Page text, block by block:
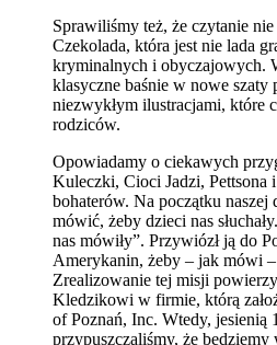
Sprawiliśmy też, że czytanie
Czekolada, która jest nie lada
kryminalnych i obyczajowych.
klasyczne baśnie w nowe szaty
niezwykłym ilustracjami, które
rodziców.
Opowiadamy o ciekawych
Kuleczki, Cioci Jadzi, Pettsona
bohaterów. Na początku naszej
mówić, żeby dzieci nas
nas mówiły”. Przywiózł ją do
Amerykanin, żeby – jak mówi –
Zrealizowanie tej misji
Kledzikowi w firmie, którą
of Poznań, Inc. Wtedy, jesienią
przypuszczaliśmy, że